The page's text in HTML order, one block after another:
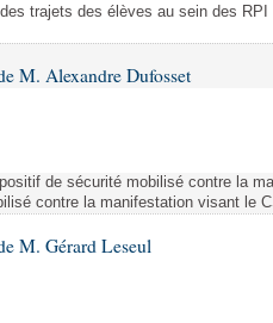
trajets des élèves au sein des
M. Alexandre Dufosset
de sécurité mobilisé contre la
contre la manifestation visant le
M. Gérard Leseul